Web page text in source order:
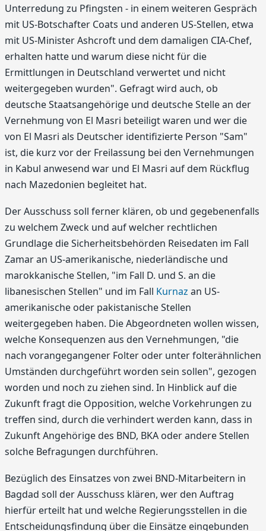
Unterredung zu Pfingsten - in einem weiteren Gespräch
mit US-Botschafter Coats und anderen US-Stellen, etwa
mit US-Minister Ashcroft und dem damaligen CIA-Chef,
erhalten hatte und warum diese nicht für die
Ermittlungen in Deutschland verwertet und nicht
weitergegeben wurden". Gefragt wird auch, ob
deutsche Staatsangehörige und deutsche Stelle an der
Vernehmung von El Masri beteiligt waren und wer die
von El Masri als Deutscher identifizierte Person "Sam"
ist, die kurz vor der Freilassung bei den Vernehmungen
in Kabul anwesend war und El Masri auf dem Rückflug
nach Mazedonien begleitet hat.
Der Ausschuss soll ferner klären, ob und gegebenenfalls
zu welchem Zweck und auf welcher rechtlichen
Grundlage die Sicherheitsbehörden Reisedaten im Fall
Zamar an US-amerikanische, niederländische und
marokkanische Stellen, "im Fall D. und S. an die
libanesischen Stellen" und im Fall Kurnaz an US-
amerikanische oder pakistanische Stellen
weitergegeben haben. Die Abgeordneten wollen wissen,
welche Konsequenzen aus den Vernehmungen, "die
nach vorangegangener Folter oder unter folterähnlichen
Umständen durchgeführt worden sein sollen", gezogen
worden und noch zu ziehen sind. In Hinblick auf die
Zukunft fragt die Opposition, welche Vorkehrungen zu
treffen sind, durch die verhindert werden kann, dass in
Zukunft Angehörige des BND, BKA oder andere Stellen
solche Befragungen durchführen.
Bezüglich des Einsatzes von zwei BND-Mitarbeitern in
Bagdad soll der Ausschuss klären, wer den Auftrag
hierfür erteilt hat und welche Regierungsstellen in die
Entscheidungsfindung über die Einsätze eingebunden